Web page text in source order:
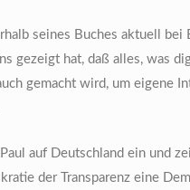
seines Buches aktuell bei
gezeigt hat, daß alles, was
gemacht wird, um eigene
auf Deutschland ein und
der Transparenz eine